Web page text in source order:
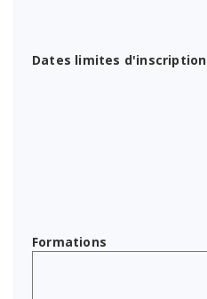
Dates limites d'inscription
Formations